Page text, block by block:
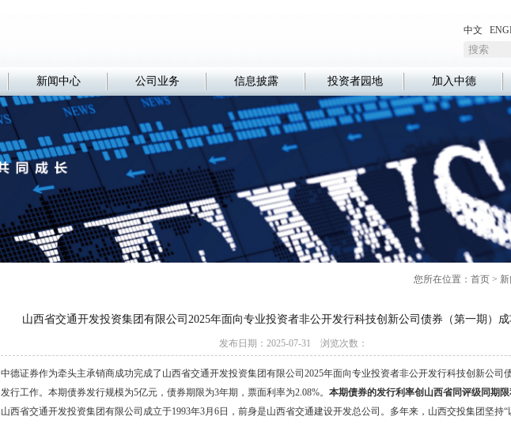
中文
新闻中心 公司业务 信息披露 投资者园地 加入中德
您所在位置： 首页 >
山西省交通开发投资集团有限公司2025年面向专业投资者非公开发行科技创新公司债券（第一期）
发布日期：2025-07-31 浏览次数：
中德证券作为牵头主承销商成功完成了山西省交通开发投资集团有限公司 2025年面向专业投资者非公开发行科技创新公司
发行工作。本期债券发行规模为5亿元，债券期限为3年期，票面利率为2.08%。 本期债券的发行利率创山西省同评级同期限
山西省交通开发投资集团有限公司成立于1993年3月6日，前身是山西省交通建设开发总公司。多年来，山西交投集团坚持